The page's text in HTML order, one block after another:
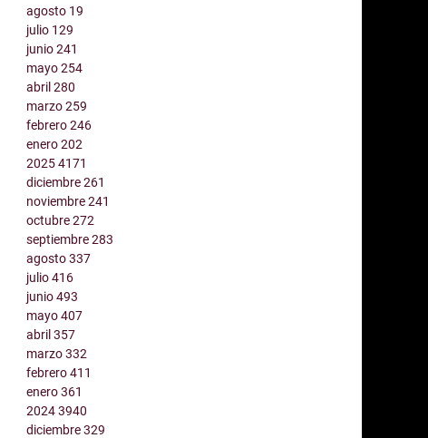
agosto 19
julio 129
junio241
mayo254
abril280
marzo259
febrero246
enero202
20254171
diciembre261
noviembre241
octubre272
septiembre283
agosto337
julio416
junio493
mayo407
abril357
marzo332
febrero411
enero361
20243940
diciembre329